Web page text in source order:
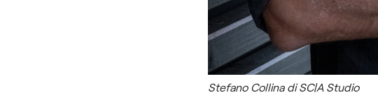
Stefano Collina di SC|A Studio